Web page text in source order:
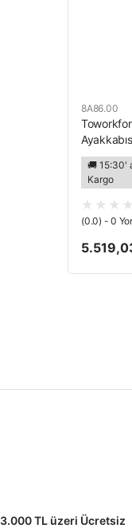
8A86.00
🚚 15:30'
Kargo
(0.0) - 0
3.000 TL üzeri Ücretsiz